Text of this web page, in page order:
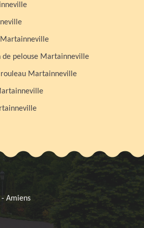
de pelouse Martainneville
rouleau Martainneville
Amiens